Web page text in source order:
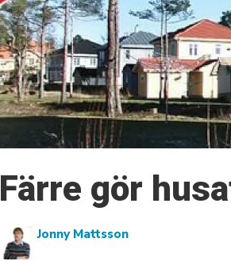
Färre gör
Jonny Mattsson